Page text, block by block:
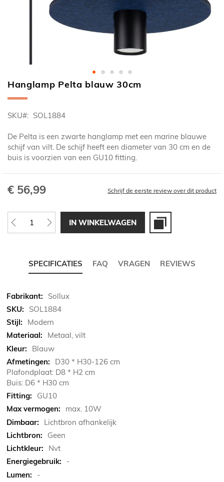
Ga
naar
begin
de
afbeeldingen-
gallerij
Hanglamp Pelta blauw 30cm
SKU SOL1884
De Pelta is een zwarte hanglamp met een marine blauwe
schijf van vilt. De schijf heeft een diameter van 30 cm en de
buis is voorzien van een GU10 fitting.
€ 56,99 Schrijf de eerste review over dit product
IN WINKELWAGEN
SPECIFICATIES FAQ VRAGEN REVIEWS
Meer
informatie
Sollux
SOL1884
Modern
Metaal, vilt
Blauw
D30 * H30-126 cm
Plafondplaat: D8 * H2 cm
Buis: D6 * H30 cm
GU10
max. 10W
Lichtbron afhankelijk
Geen
Nvt
-
-